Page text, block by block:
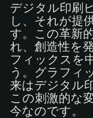
デジタル印刷
し、それが提
す。この革新
れ、創造性を
フィックスを
う。グラフィ
来はデジタル
この刺激的な
今なのです。